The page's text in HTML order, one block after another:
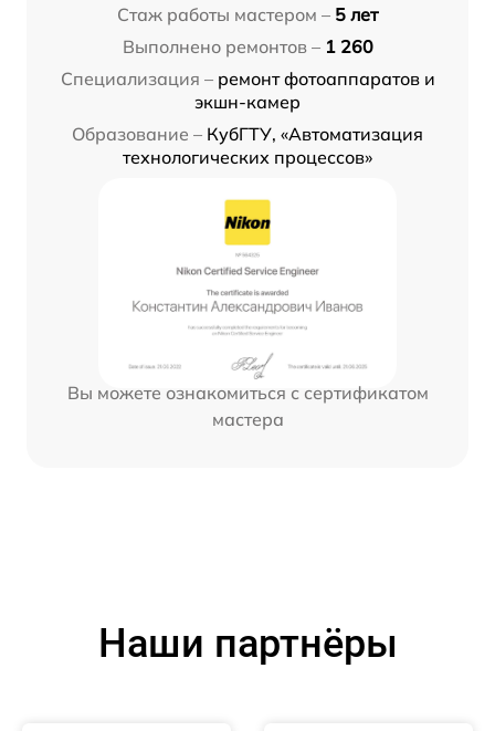
Стаж работы мастером – 5 лет
Выполнено ремонтов – 1 260
Специализация – ремонт фотоаппаратов и
экшн-камер
Образование – КубГТУ, «Автоматизация
технологических процессов»
Вы можете ознакомиться с сертификатом
мастера
Наши партнёры